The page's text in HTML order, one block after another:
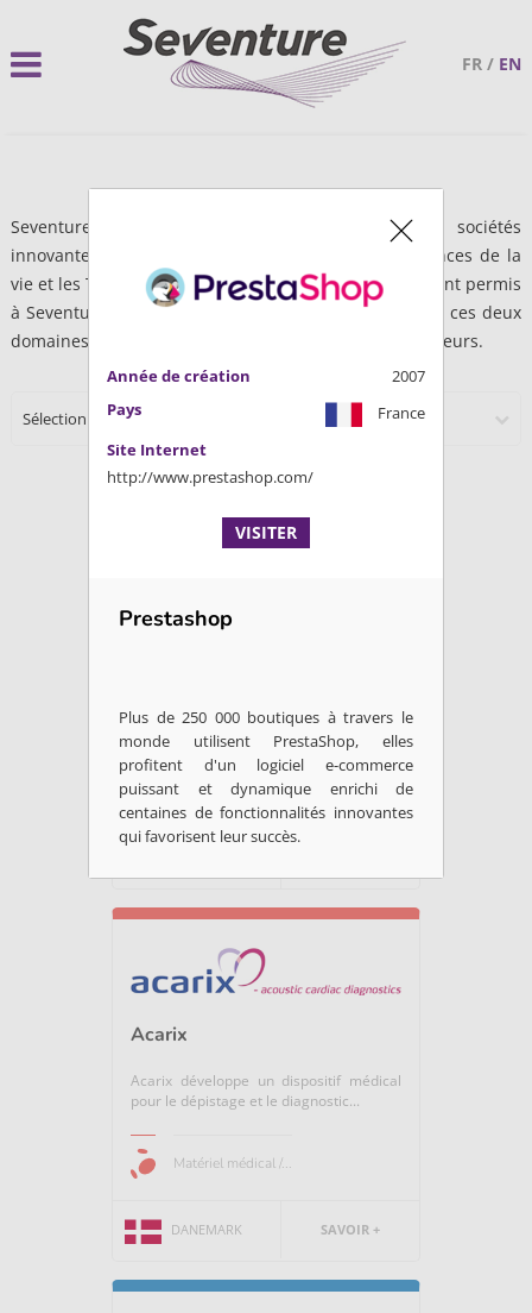
FR / EN
Seventure Partners finance le développement de sociétés
innovantes dans deux domaines d’activité : les Sciences de la
vie et les Technologies digitales. 23 ans d’expérience ont permis
à Seventure d’acquérir l’expertise et les réseaux dans ces deux
domaines, afin de les mettre au service des entrepreneurs.
Sélectionner une catégorie
Abalos
Microbiome / Nutrition /...
Médicaments
Acarix
Acarix développe un dispositif médical
pour le dépistage et le diagnostic...
Matériel médical /...
DANEMARK SAVOIR +
Année de création
2007
Pays
France
Site Internet
http://www.prestashop.com/
VISITER
Prestashop
Plus de 250 000 boutiques à travers le
monde utilisent PrestaShop, elles
profitent d'un logiciel e-commerce
puissant et dynamique enrichi de
centaines de fonctionnalités innovantes
qui favorisent leur succès.